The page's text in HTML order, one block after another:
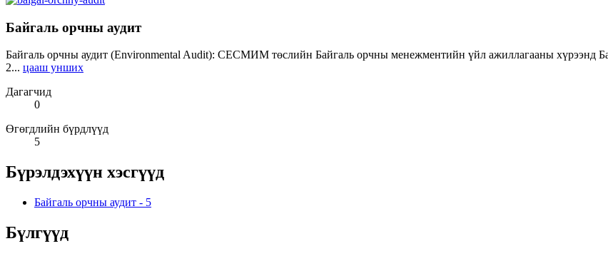
Байгаль орчны аудит
Байгаль орчны аудит (Environmental Audit): СЕСМИМ төслийн Байгаль орчны менежментийн үйл ажиллагааны хүрээнд
2... цааш унших
Дагагчид
0
Өгөгдлийн бүрдлүүд
5
Бүрэлдэхүүн хэсгүүд
Байгаль орчны аудит - 5
Бүлгүүд